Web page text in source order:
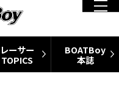
レーサー
TOPICS
BOATBoy
本誌